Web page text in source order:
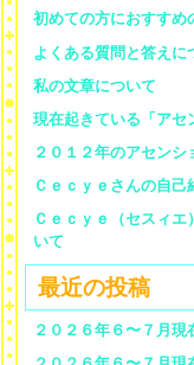
初めての方におすすめ
よくある質問と答えに
私の文章について
現在起きている「アセ
２０１２年のアセンシ
Ｃｅｃｙｅさんの自己
Ｃｅｃｙｅ（セスィ
いて
最近の投稿
２０２６年６〜７月